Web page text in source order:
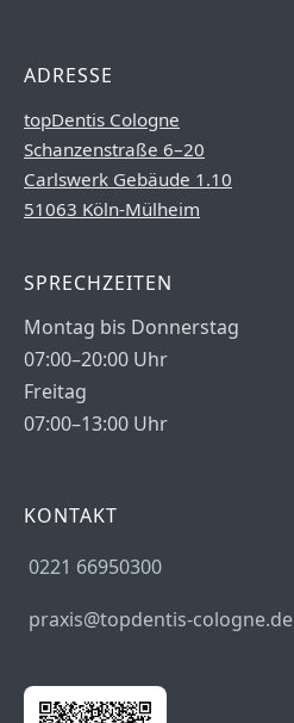
ADRESSE
topDentis Cologne
Schanzenstraße 6–20
Carlswerk Gebäude 1.10
51063 Köln-Mülheim
SPRECHZEITEN
Montag bis Donnerstag
07:00–20:00 Uhr
Freitag
07:00–13:00 Uhr
KONTAKT
0221 66950300
praxis@topdentis-cologne.de